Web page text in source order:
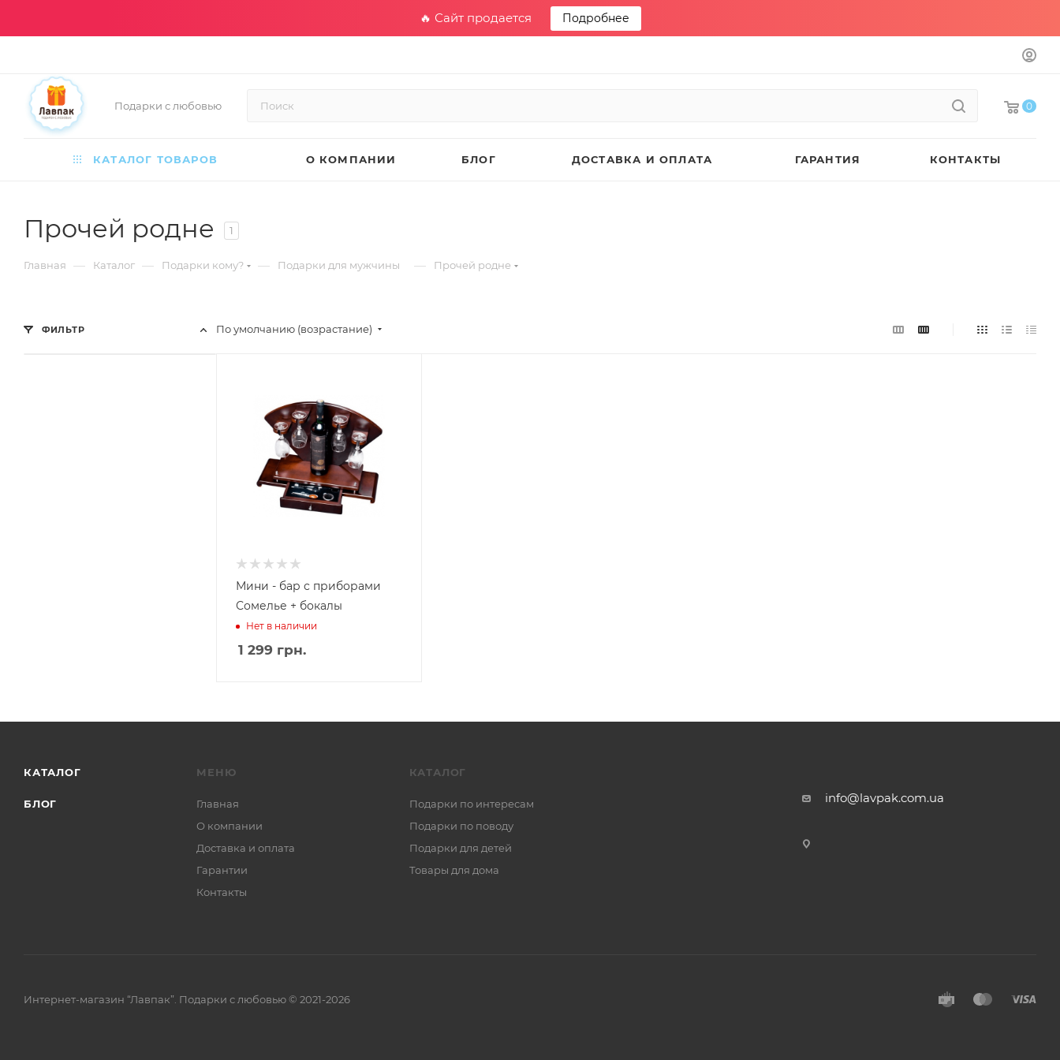
🔥 Сайт продается Подробнее
Подарки с любовью 0
КАТАЛОГ ТОВАРОВ О КОМПАНИИ БЛОГ ДОСТАВКА И ОПЛАТА ГАРАНТИЯ КОНТАКТЫ
Прочей родне 1
Главная — Каталог — Подарки кому? — Подарки для мужчины — Прочей родне
По умолчанию (возрастание)
Мини - бар с приборами
Сомелье + бокалы
Нет в наличии
1 299 грн.
ФИЛЬТР
КАТАЛОГ
БЛОГ
МЕНЮ
Главная
О компании
Доставка и оплата
Гарантии
Контакты
КАТАЛОГ
Подарки по интересам
Подарки по поводу
Подарки для детей
Товары для дома
info@lavpak.com.ua
Интернет-магазин “Лавпак”. Подарки с любовью © 2021-2026